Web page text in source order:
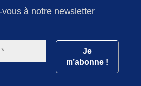
vous à notre newsletter